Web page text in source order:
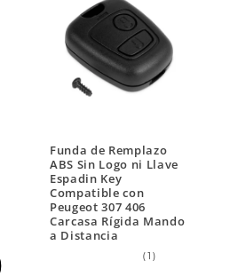
Funda de Remplazo
ABS Sin Logo ni Llave
Espadin Key
Compatible con
Peugeot 307 406
Carcasa Rígida Mando
a Distancia
(1)1